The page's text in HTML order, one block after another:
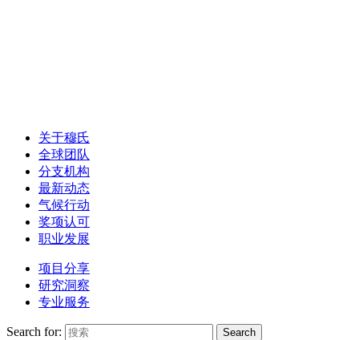
关于穆氏
全球团队
分支机构
最新动态
气候行动
奖项认可
职业发展
项目分享
研究洞察
专业服务
Search for: